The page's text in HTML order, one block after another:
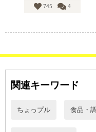
745
4
関連キーワード
ちょっプル 食品・